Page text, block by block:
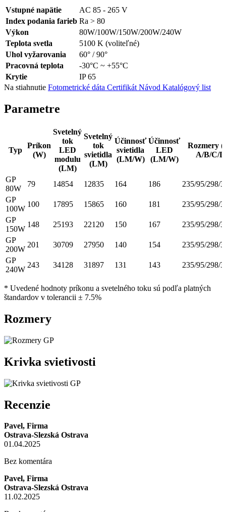
Vstupné napätie
AC 85 - 265 V
Index podania farieb Ra > 80
Výkon
80W/100W/150W/200W/240W
Teplota svetla
5100 K (voliteľné)
Uhol vyžarovania
60° / 90°
Pracovná teplota
-30°C ~ +55°C
Krytie
IP 65
Na stiahnutie Fotometrické dáta Certifikát Návod Katalógový list
Parametre
Typ
Príkon
(W)
Svetelný
tok
LED
modulu
(LM)
Svetelný
tok
svietidla
(LM)
Účinnosť
svietidla
(LM/W)
Účinnosť
LED
(LM/W)
Rozmery
A/B/C/
GP
80W
79 14854 12835 164 186
235/95/298/
GP
100W
100 17895 15865 160 181
235/95/298/
GP
150W
148 25193 22120 150 167
235/95/298/
GP
200W
201 30709 27950 140 154
235/95/298/
GP
240W
243 34128 31897 131 143 235/95/298/
* Uvedené hodnoty príkonu a svetelného toku sú podľa platných
štandardov v tolerancii ± 7.5%
Rozmery
Krivka svietivosti
Recenzie
Pavel, Firma
Ostrava-Slezská Ostrava
01.04.2025
Bez komentára
Pavel, Firma
Ostrava-Slezská Ostrava
11.02.2025